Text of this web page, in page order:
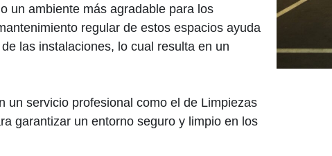
un ambiente más agradable para los
regular de estos espacios ayuda
las instalaciones, lo cual resulta en un
un servicio profesional como el de Limpiezas
garantizar un entorno seguro y limpio en los